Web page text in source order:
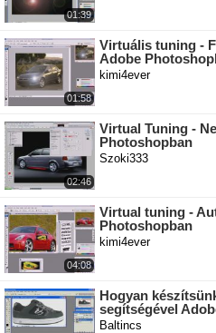
01:39
01:58
Virtuális tuning -
Adobe
kimi4ever
02:46
Virtual Tuning -
Photoshopban
Szoki333
04:08
Virtual tuning -
Photoshopban
kimi4ever
Hogyan
segítségével
Baltincs